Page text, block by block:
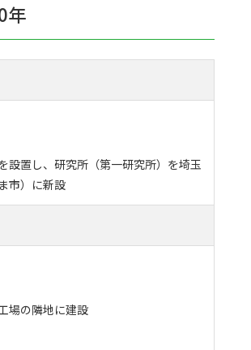
年
設置し、研究所（第一研究所）を埼玉
市）に新設
場の隣地に建設